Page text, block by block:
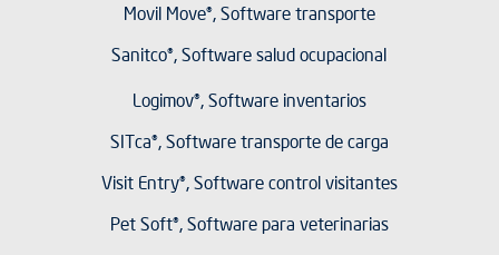
Movil Move®, Software transporte
Sanitco®, Software salud ocupacional
Logimov®, Software inventarios
SITca®, Software transporte de carga
Visit Entry®, Software control visitantes
Pet Soft®, Software para veterinarias